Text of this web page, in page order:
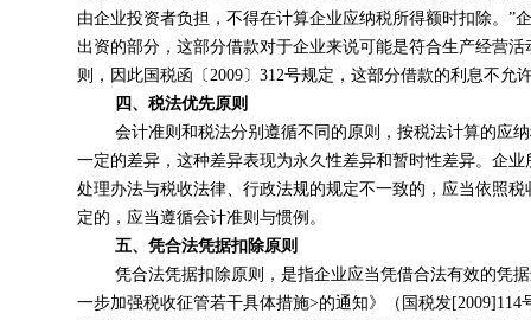
由企业投资者负担，不得在计算企业应纳税所得额时扣除。”
出资的部分，这部分借款对于企业来说可能是符合生产经营
则，因此国税函〔2009〕312号规定，这部分借款的利息不允
四、税法优先原则
会计准则和税法分别遵循不同的原则，按税法计算的应
一定的差异，这种差异表现为永久性差异和暂时性差异。企
处理办法与税收法律、行政法规的规定不一致的，应当依照
定的，应当遵循会计准则与惯例。
五、凭合法凭据扣除原则
凭合法凭据扣除原则，是指企业应当凭借合法有效的凭
一步加强税收征管若干具体措施>的通知》（国税发